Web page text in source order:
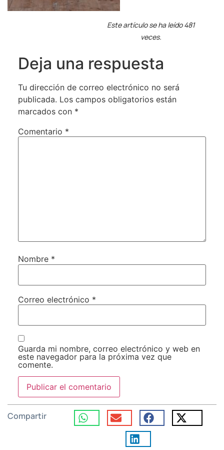
Este artículo se ha leído 481
veces.
Deja una respuesta
Tu dirección de correo electrónico no será
publicada. Los campos obligatorios están
marcados con *
Comentario *
Nombre *
Correo electrónico *
Guarda mi nombre, correo electrónico y web en
este navegador para la próxima vez que
comente.
Compartir